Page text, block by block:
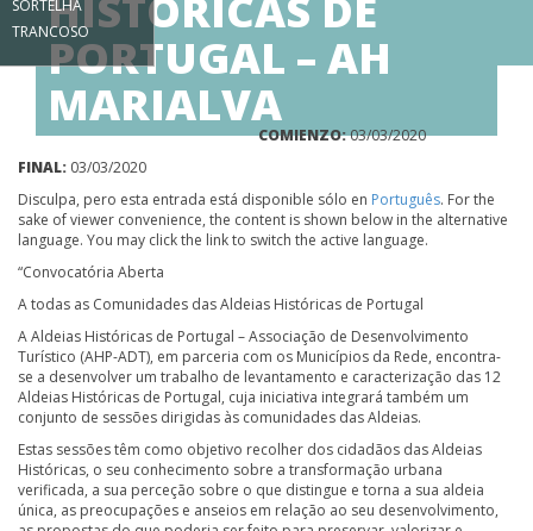
SORTELHA
TRANCOSO
PORTUGAL – AH
MARIALVA
MARIALVA COMIENZO:03/03/2020
FINAL: 03/03/2020
Disculpa, pero esta entrada está disponible sólo en Português. For the
sake of viewer convenience, the content is shown below in the alternative
language. You may click the link to switch the active language.
“Convocatória Aberta
A todas as Comunidades das Aldeias Históricas de Portugal
A Aldeias Históricas de Portugal – Associação de Desenvolvimento
Turístico (AHP-ADT), em parceria com os Municípios da Rede, encontra-
se a desenvolver um trabalho de levantamento e caracterização das 12
Aldeias Históricas de Portugal, cuja iniciativa integrará também um
conjunto de sessões dirigidas às comunidades das Aldeias.
Estas sessões têm como objetivo recolher dos cidadãos das Aldeias
Históricas, o seu conhecimento sobre a transformação urbana
verificada, a sua perceção sobre o que distingue e torna a sua aldeia
única, as preocupações e anseios em relação ao seu desenvolvimento,